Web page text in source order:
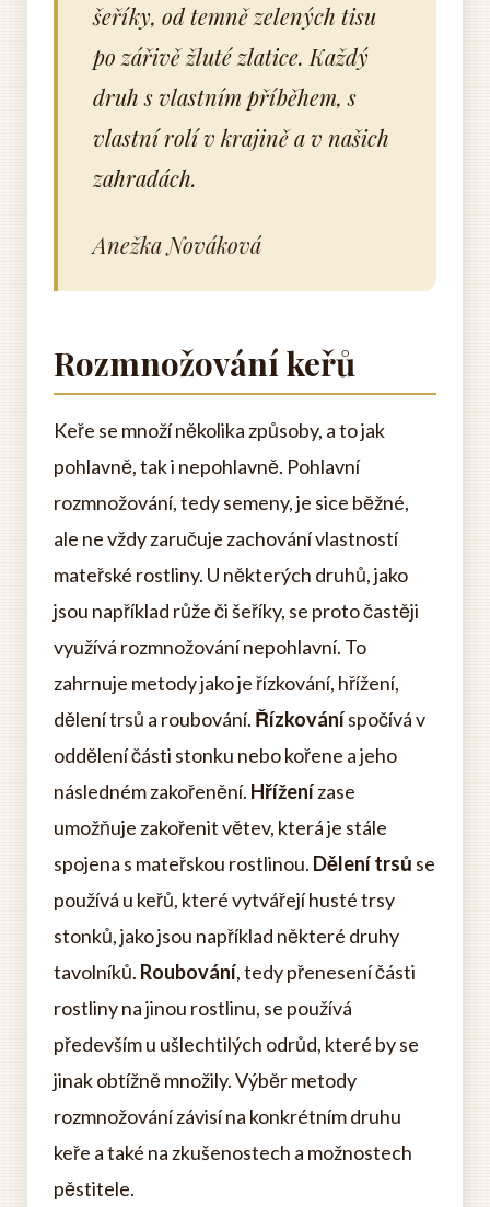
šeříky, od temně zelených tisu
po zářivě žluté zlatice. Každý
druh s vlastním příběhem, s
vlastní rolí v krajině a v našich
zahradách.
Anežka Nováková
Rozmnožování keřů
Keře se množí několika způsoby, a to jak
pohlavně, tak i nepohlavně. Pohlavní
rozmnožování, tedy semeny, je sice běžné,
ale ne vždy zaručuje zachování vlastností
mateřské rostliny. U některých druhů, jako
jsou například růže či šeříky, se proto častěji
využívá rozmnožování nepohlavní. To
zahrnuje metody jako je řízkování, hřížení,
dělení trsů a roubování. Řízkováníspočívá v
oddělení části stonku nebo kořene a jeho
následném zakořenění. Hříženízase
umožňuje zakořenit větev, která je stále
spojena s mateřskou rostlinou. Dělení trsů se
používá u keřů, které vytvářejí husté trsy
stonků, jako jsou například některé druhy
tavolníků. Roubování, tedy přenesení části
rostliny na jinou rostlinu, se používá
především u ušlechtilých odrůd, které by se
jinak obtížně množily. Výběr metody
rozmnožování závisí na konkrétním druhu
keře a také na zkušenostech a možnostech
pěstitele.